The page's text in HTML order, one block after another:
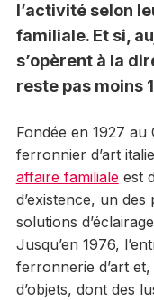
l’activité selon
familiale. Et si,
s’opèrent à la
reste pas moins
Fondée en 1927
ferronnier d’art
affaire familialeest
d’existence, un
solutions
Jusqu’en 1976,
ferronnerie d’art
d’objets, dont des